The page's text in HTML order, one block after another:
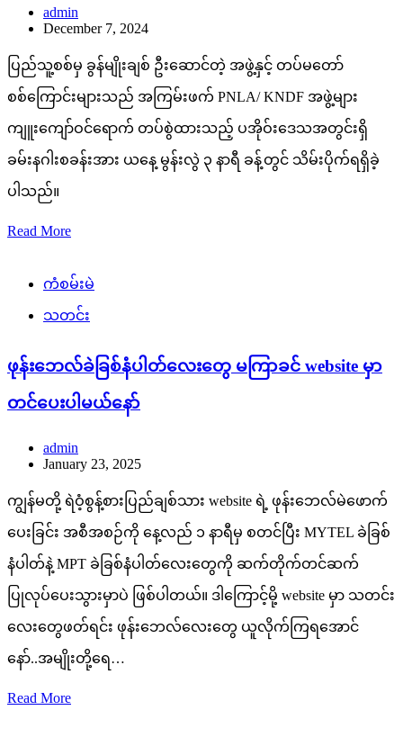
admin
December 7, 2024
ပြည်သူ့စစ်မှ ခွန်မျိုးချစ် ဦးဆောင်တဲ့ အဖွဲ့နှင့် တပ်မတော်
စစ်ကြောင်းများသည် အကြမ်းဖက် PNLA/ KNDF အဖွဲ့များ
ကျူးကျော်ဝင်ရောက် တပ်စွဲထားသည့် ပအိုဝ်းဒေသအတွင်းရှိ
ခမ်းနဂါးစခန်းအား ယနေ့ မွန်းလွဲ ၃ နာရီ ခန့်တွင် သိမ်းပိုက်ရရှိခဲ့
ပါသည်။
Read More
ကံစမ်းမဲ
သတင်း
ဖုန်းဘေလ်ခဲခြစ်နံပါတ်လေးတွေ မကြာခင် website မှာ
တင်ပေးပါမယ်နော်
admin
January 23, 2025
ကျွန်မတို့ ရဲဝံ့စွန့်စားပြည်ချစ်သား website ရဲ့ ဖုန်းဘေလ်မဲဖောက်
ပေးခြင်း အစီအစဉ်ကို နေ့လည် ၁ နာရီမှ စတင်ပြီး MYTEL ခဲခြစ်
နံပါတ်နဲ့ MPT ခဲခြစ်နံပါတ်လေးတွေကို ဆက်တိုက်တင်ဆက်
ပြုလုပ်ပေးသွားမှာပဲ ဖြစ်ပါတယ်။ ဒါကြောင့်မို့ website မှာ သတင်း
လေးတွေဖတ်ရင်း ဖုန်းဘေလ်လေးတွေ ယူလိုက်ကြရအောင်
နော်..အမျိုးတို့ရေ…
Read More